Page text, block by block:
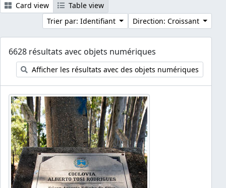
Card view
Table view
Trier par: Identifiant
Direction: Croissant
6628 résultats avec objets numériques
Afficher les résultats avec des objets numériques